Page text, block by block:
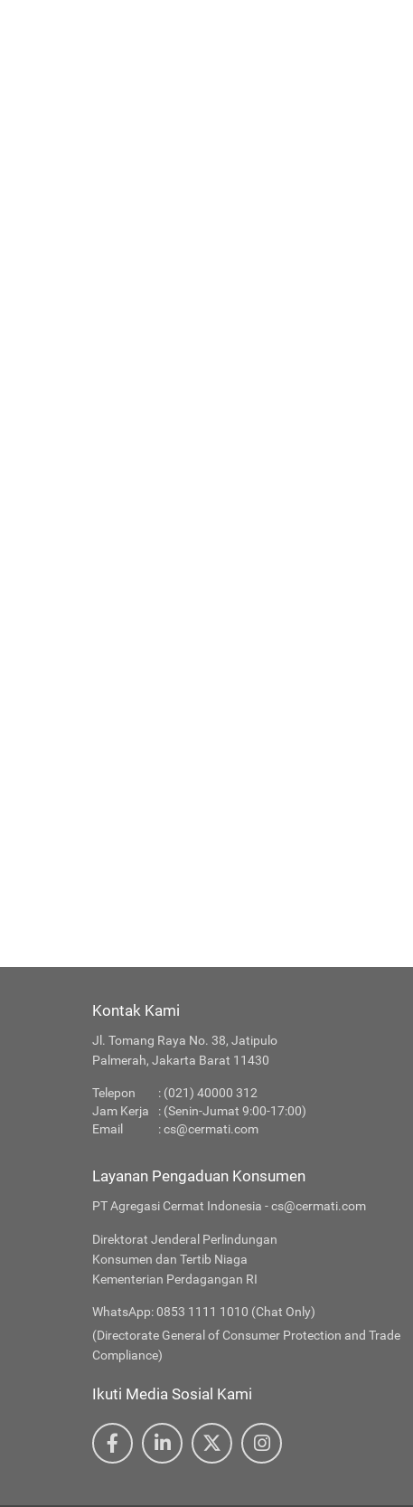
Kontak Kami
Jl. Tomang Raya No. 38, Jatipulo
Palmerah, Jakarta Barat 11430
Telepon
: (021) 40000 312
Jam Kerja
: (Senin-Jumat 9:00-17:00)
Email
:cs@cermati.com
Layanan Pengaduan Konsumen
PT Agregasi Cermat Indonesia - cs@cermati.com
Direktorat Jenderal Perlindungan
Konsumen dan Tertib Niaga
Kementerian Perdagangan RI
WhatsApp: 0853 1111 1010 (Chat Only)
(Directorate General of Consumer Protection and Trade
Compliance)
Ikuti Media Sosial Kami